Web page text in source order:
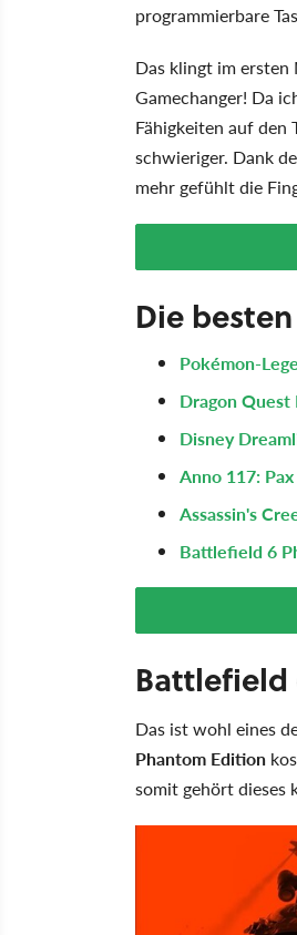
programmierbare
Das klingt im
Gamechanger! Da
Fähigkeiten auf den
schwieriger. Dank
mehr gefühlt die
Die
Pokémon-
Dragon Quest
Disney
Anno 117:
Assassin's
Battlefield 6
Battlefield
Das ist wohl eines
Phantom Edition
somit gehört dieses